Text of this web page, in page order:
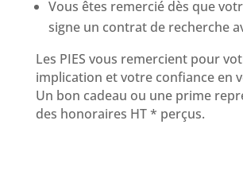
Vous êtes remercié dès que
signe un contrat de recherche
Les PIES vous remercient pour
implication et votre confiance en
Un bon cadeau ou une prime
des honoraires HT * perçus.